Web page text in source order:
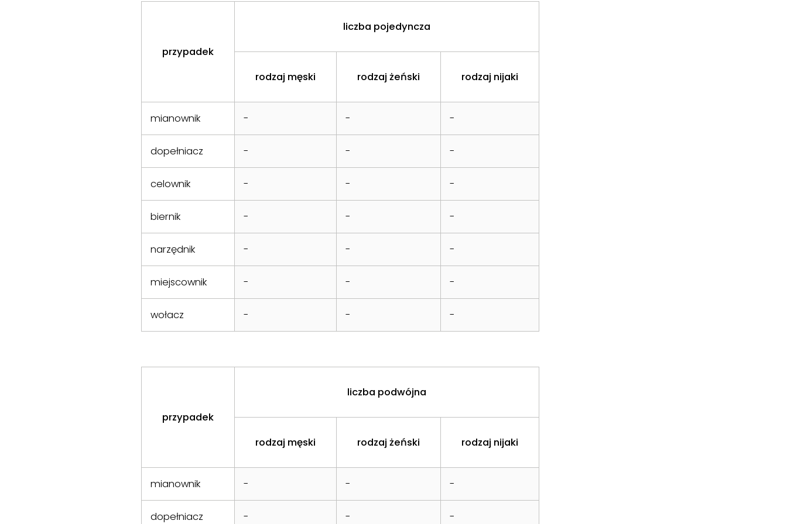
przypadek
liczba pojedyncza
rodzaj męski rodzaj żeński rodzaj nijaki
mianownik - - -
dopełniacz - - -
celownik - - -
biernik - - -
narzędnik - - -
miejscownik - - -
wołacz - - -
przypadek
liczba podwójna
rodzaj męski rodzaj żeński rodzaj nijaki
mianownik - - -
dopełniacz - - -